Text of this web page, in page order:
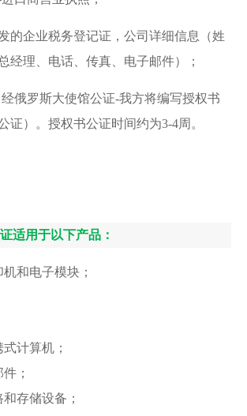
的企业税务登记证，公司详细信息（姓
经理、电话、传真、电子邮件）；
俄罗斯大使馆公证-我方将编写授权书
证）。授权书公证时间约为3-4周。
适用于以下产品：
和电子模块；
计算机；
；
存储设备；